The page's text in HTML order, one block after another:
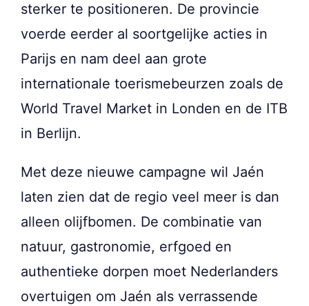
sterker te positioneren. De provincie
voerde eerder al soortgelijke acties in
Parijs en nam deel aan grote
internationale toerismebeurzen zoals de
World Travel Market in Londen en de ITB
in Berlijn.
Met deze nieuwe campagne wil Jaén
laten zien dat de regio veel meer is dan
alleen olijfbomen. De combinatie van
natuur, gastronomie, erfgoed en
authentieke dorpen moet Nederlanders
overtuigen om Jaén als verrassende